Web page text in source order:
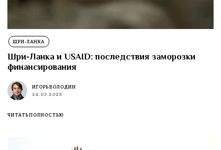
ШРИ-ЛАНКА
Шри-Ланка и USAID: последствия заморозки
финансирования
ИГОРЬ ВОЛОДИН
24.03.2025
ЧИТАТЬ ПОЛНОСТЬЮ